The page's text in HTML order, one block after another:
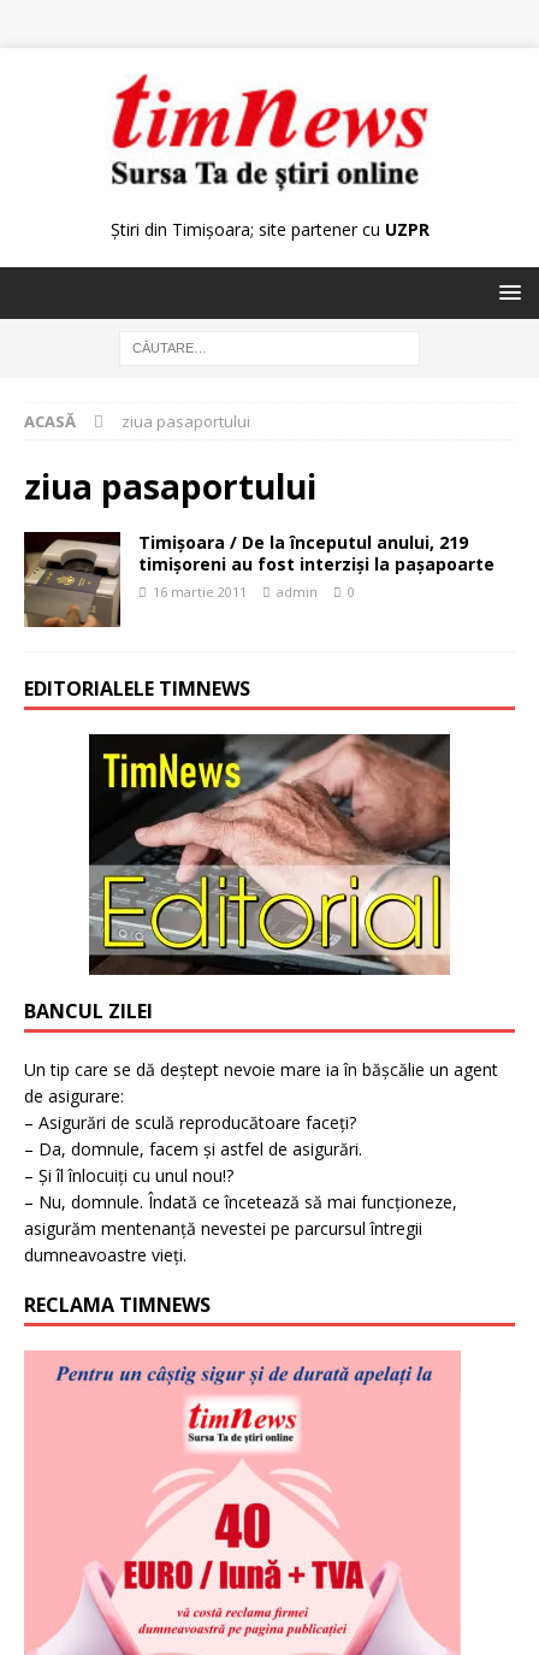
Știri din Timișoara; site partener cu UZPR
ACASĂ ziua pasaportului
ziua pasaportului
Timişoara / De la începutul anului, 219
timişoreni au fost interzişi la paşapoarte
16 martie 2011 admin 0
EDITORIALELE TIMNEWS
BANCUL ZILEI
Un tip care se dă deștept nevoie mare ia în bășcălie un agent
de asigurare:
– Asigurări de sculă reproducătoare faceți?
– Da, domnule, facem și astfel de asigurări.
– Și îl înlocuiți cu unul nou!?
– Nu, domnule. Îndată ce încetează să mai funcționeze,
asigurăm mentenanță nevestei pe parcursul întregii
dumneavoastre vieți.
RECLAMA TIMNEWS